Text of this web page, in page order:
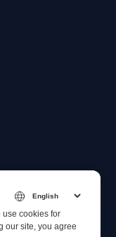
use cookies for
our site, you agree